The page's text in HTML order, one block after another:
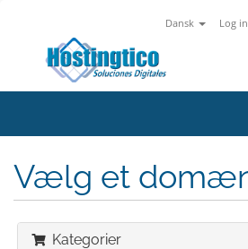
Dansk Log
Vælg et
Kategorier